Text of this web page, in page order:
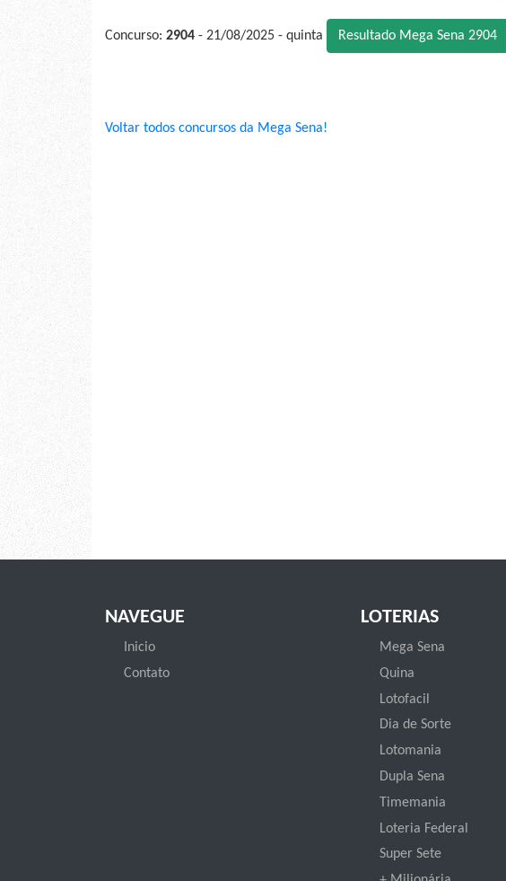
Concurso: 2904 - 21/08/2025 - quinta Resultado Mega Sena 2904
Voltar todos concursos da Mega Sena!
NAVEGUE
Inicio
Contato
LOTERIAS
Mega Sena
Quina
Lotofacil
Dia de Sorte
Lotomania
Dupla Sena
Timemania
Loteria Federal
Super Sete